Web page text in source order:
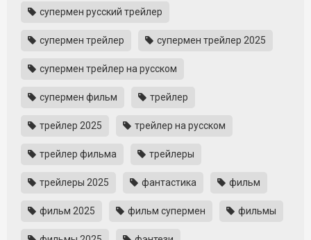
супермен русский трейлер
супермен трейлер супермен трейлер 2025
супермен трейлер на русском
супермен фильм трейлер
трейлер 2025 трейлер на русском
трейлер фильма трейлеры
трейлеры 2025 фантастика фильм
фильм 2025 фильм супермен фильмы